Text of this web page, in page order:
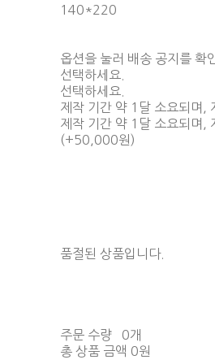
140*220
옵션을 눌러 배송 공지를 확
선택하세요.
선택하세요.
제작 기간 약 1달 소요되며,
제작 기간 약 1달 소요되며,
(+50,000원)
품절된 상품입니다.
주문 수량
0개
총 상품 금액 0원